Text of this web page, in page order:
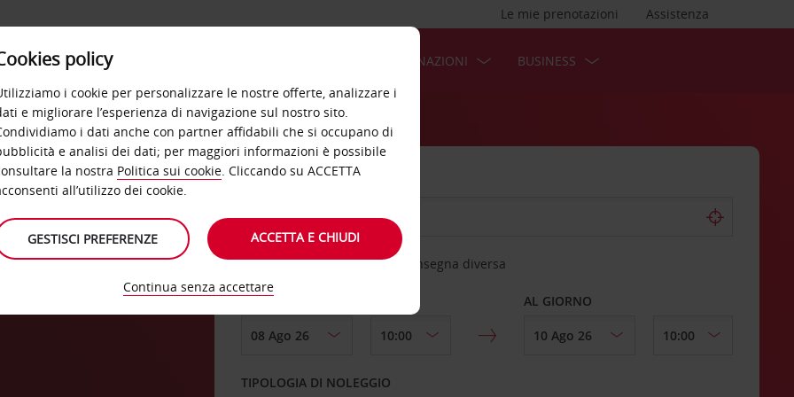
Assistenza
Le mie prenotazioni
OFFERTE DESTINAZIONI BUSINESS
Scegli una località di riconsegna diversa
DAL GIORNO AL GIORNO
TIPOLOGIA DI NOLEGGIO
policy
i cookie per personalizzare le nostre offerte, analizzare i
e migliorare l’esperienza di navigazione sul nostro sito.
i dati anche con partner affidabili che si occupano di
e analisi dei dati; per maggiori informazioni è possibile
la nostra Politica sui cookie. Cliccando su ACCETTA
all’utilizzo dei cookie.
GESTISCI PREFERENZE ACCETTA E CHIUDI
Continua senza accettare